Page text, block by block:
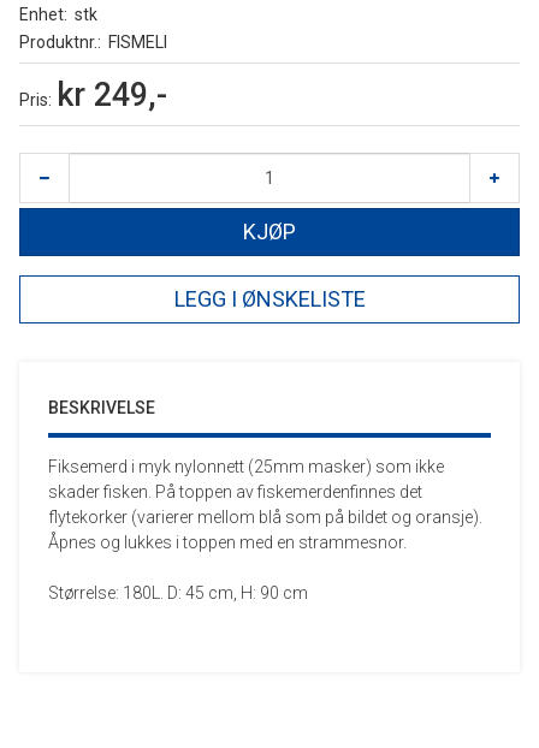
Enhet stk
Produktnr.
FISMELI
Pris kr 249,-
KJØP
LEGG I ØNSKELISTE
BESKRIVELSE
Fiksemerd i myk nylonnett (25mm masker) som ikke
skader fisken. På toppen av fiskemerdenfinnes det
flytekorker (varierer mellom blå som på bildet og oransje).
Åpnes og lukkes i toppen med en strammesnor.
Størrelse: 180L. D: 45 cm, H: 90 cm